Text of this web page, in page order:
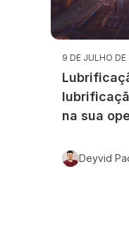
9 DE JULHO
na sua
Deyvid